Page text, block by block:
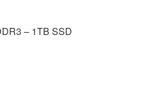
– 1TB SSD